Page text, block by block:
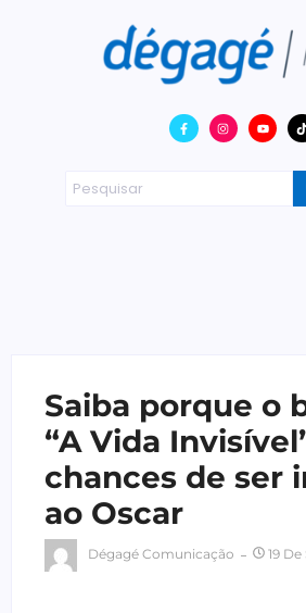
Saiba porque o
“A Vida
chances de ser
ao Oscar
Dégagé Comunicação 19